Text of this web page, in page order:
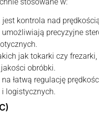
kontrola nad
umożliwiają precyzyjne
jak tokarki czy
obróbki.
łatwą regulację
logistycznych.